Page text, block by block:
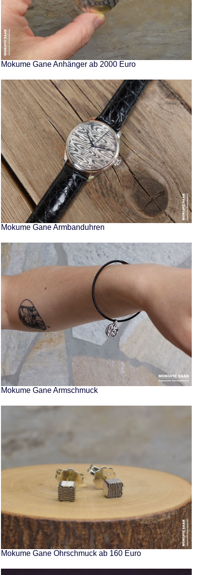
Mokume Gane Anhänger ab 2000 Euro
Mokume Gane Armbanduhren
Mokume Gane Armschmuck
Mokume Gane Ohrschmuck ab 160 Euro